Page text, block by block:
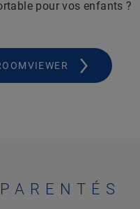
pour vos enfants ?